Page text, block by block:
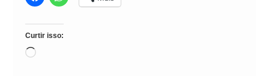
Curtir isso:
Carregando...